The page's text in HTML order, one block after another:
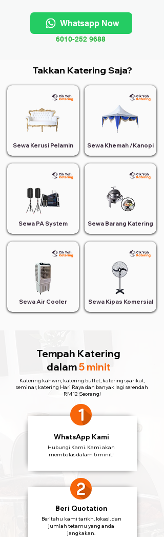
Whatsapp Now
6010-252 9688
Takkan Katering Saja?
Sewa Kerusi Pelamin
Sewa PA System
Sewa Air Cooler
Sewa Khemah /Kanopi
Sewa Barang Katering
Sewa Kipas Komersial
Tempah Katering
dalam5 minit
Katering kahwin, katering buffet, katering syarikat,
seminar, katering Hari Raya dan banyak lagi serendah
RM12 Seorang!
WhatsApp Kami
Hubungi Kami. Kami akan
membalas dalam 5 minit!
Beri Quotation
Beritahu kami tarikh, lokasi, dan
jumlah tetamu yang anda
jangkakan.